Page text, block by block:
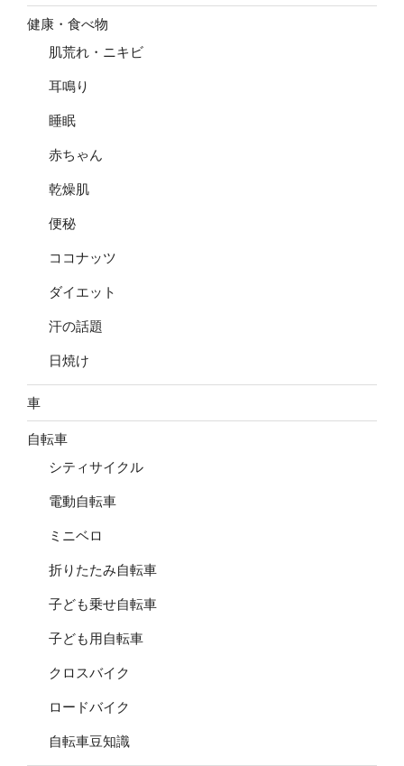
健康・食べ物
肌荒れ・ニキビ
耳鳴り
睡眠
赤ちゃん
乾燥肌
便秘
ココナッツ
ダイエット
汗の話題
日焼け
車
自転車
シティサイクル
電動自転車
ミニベロ
折りたたみ自転車
子ども乗せ自転車
子ども用自転車
クロスバイク
ロードバイク
自転車豆知識